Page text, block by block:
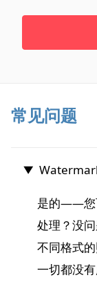
常见问题
是的——您
处理？没
不同格式
一切都没